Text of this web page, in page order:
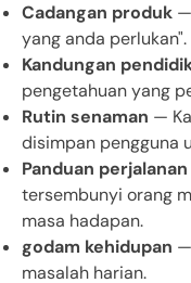
Cadangan produk
yang anda perlukan".
Kandungan
pengetahuan yang
Rutin senaman —
disimpan pengguna
Panduan perjalanan
tersembunyi orang
masa hadapan.
godam kehidupan
masalah harian.